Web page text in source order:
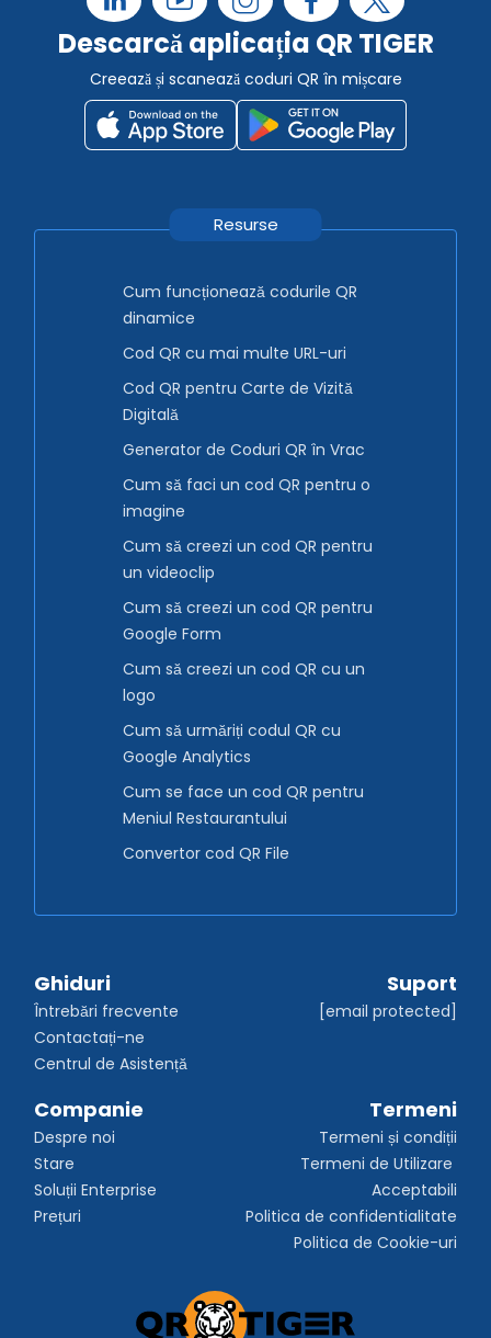
Descarcă aplicația QR TIGER
Creează și scanează coduri QR în mișcare
Resurse
Cum funcționează codurile QR
dinamice
Cod QR cu mai multe URL-uri
Cod QR pentru Carte de Vizită
Digitală
Generator de Coduri QR în Vrac
Cum să faci un cod QR pentru o
imagine
Cum să creezi un cod QR pentru
un videoclip
Cum să creezi un cod QR pentru
Google Form
Cum să creezi un cod QR cu un
logo
Cum să urmăriți codul QR cu
Google Analytics
Cum se face un cod QR pentru
Meniul Restaurantului
Convertor cod QR File
Ghiduri
Întrebări frecvente
Contactați-ne
Centrul de Asistență
Suport
[email protected]
Companie
Despre noi
Stare
Soluții Enterprise
Prețuri
Termeni
Termeni și condiții
Termeni de Utilizare
Acceptabili
Politica de confidentialitate
Politica de Cookie-uri